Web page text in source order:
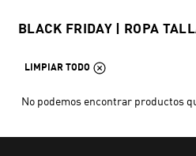
BLACK FRIDAY | ROPA
LIMPIAR TODO
No podemos encontrar productos